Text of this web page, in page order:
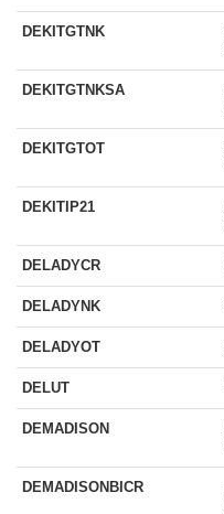
DEKITGTNK
DEKITGTNKSA
DEKITGTOT
DEKITIP21
DELADYCR
DELADYNK
DELADYOT
DELUT
DEMADISON
DEMADISONBICR